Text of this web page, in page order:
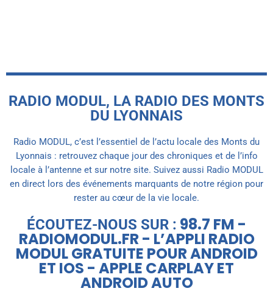
RADIO MODUL, LA RADIO DES MONTS
DU LYONNAIS
Radio MODUL, c’est l’essentiel de l’actu locale des Monts du
Lyonnais : retrouvez chaque jour des chroniques et de l’info
locale à l’antenne et sur notre site. Suivez aussi Radio MODUL
en direct lors des événements marquants de notre région pour
rester au cœur de la vie locale.
ÉCOUTEZ-NOUS SUR : 98.7 FM -
RADIOMODUL.FR - L’APPLI RADIO
MODUL GRATUITE POUR ANDROID
ET IOS - APPLE CARPLAY ET
ANDROID AUTO